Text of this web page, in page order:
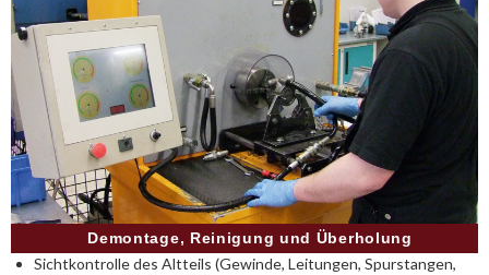
Demontage, Reinigung und Überholung
Sichtkontrolle des Altteils (Gewinde, Leitungen, Spurstangen,